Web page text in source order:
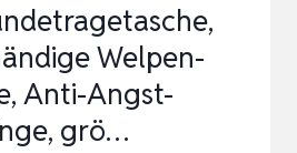
Welpen-
Anti-Angst-
grö…